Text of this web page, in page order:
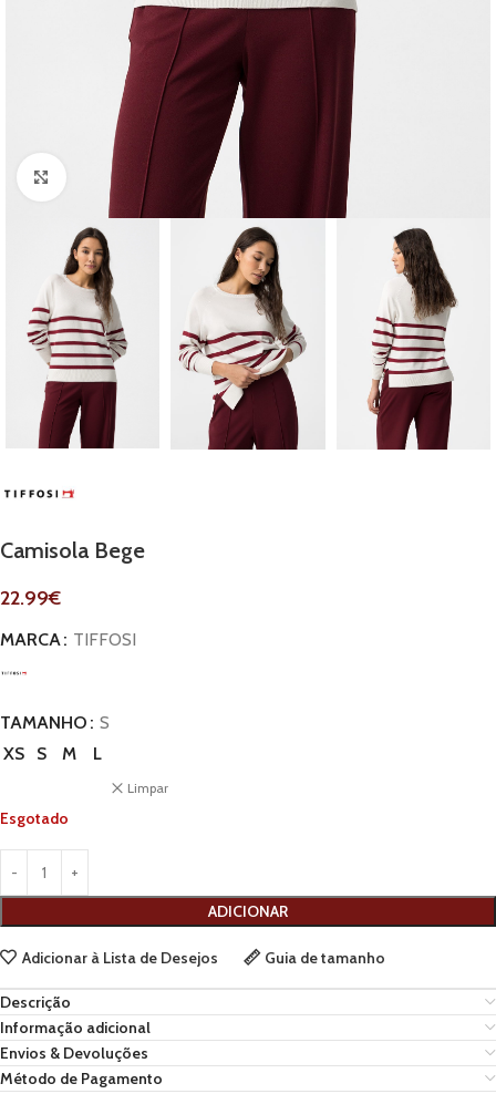
Clique para ampliar
Camisola Bege
22.99€
MARCA TIFFOSI
TAMANHO
S
XS
S M L
Limpar
Esgotado
ADICIONAR
Adicionar à Lista de Desejos Guia de tamanho
Descrição
Informação adicional
Envios & Devoluções
Método de Pagamento